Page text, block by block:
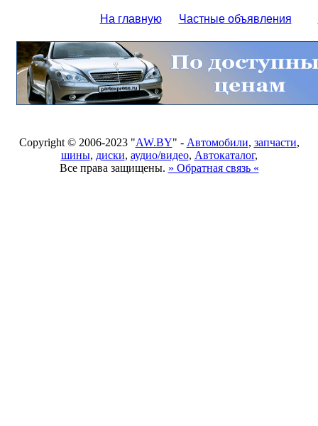
На главную Частные объявления
Copyright © 2006-2023 "AW.BY" - Автомобили, запчасти,
шины, диски, аудио/видео, Автокаталог,
Все права защищены. » Обратная связь «